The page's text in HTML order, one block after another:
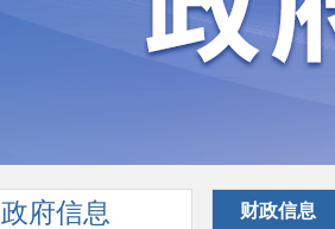
政府信息
财政信息